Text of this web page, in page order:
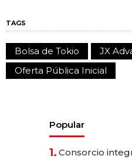
TAGS
Bolsa de Tokio
JX
Oferta Pública Inicial
Popular
1. Consorcio